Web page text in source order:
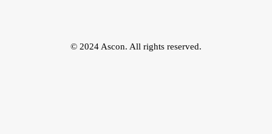
© 2024 Ascon. All rights reserved.